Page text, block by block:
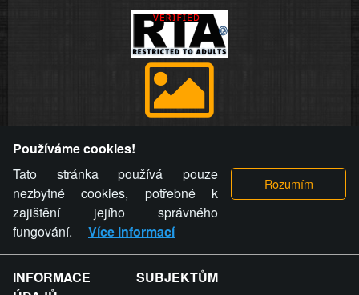
videa a komentáře. Osoba, které se toto opatření provozovatele
stránky týče, ani osoba, která umístila fotografii nebo video na
stránku, nemůže z důvodu odstranění fotografie, videa nebo
komentáře pro výše uvedenou okolnost uplatnit vůči
provozovateli stránky žádný nárok na náhradu škody nebo
nemajetkové újmy.
Používáme cookies!
Tato stránka používá pouze
nezbytné cookies, potřebné k
zajištění jejího správného
fungování.
Více informací
INFORMACE SUBJEKTŮM